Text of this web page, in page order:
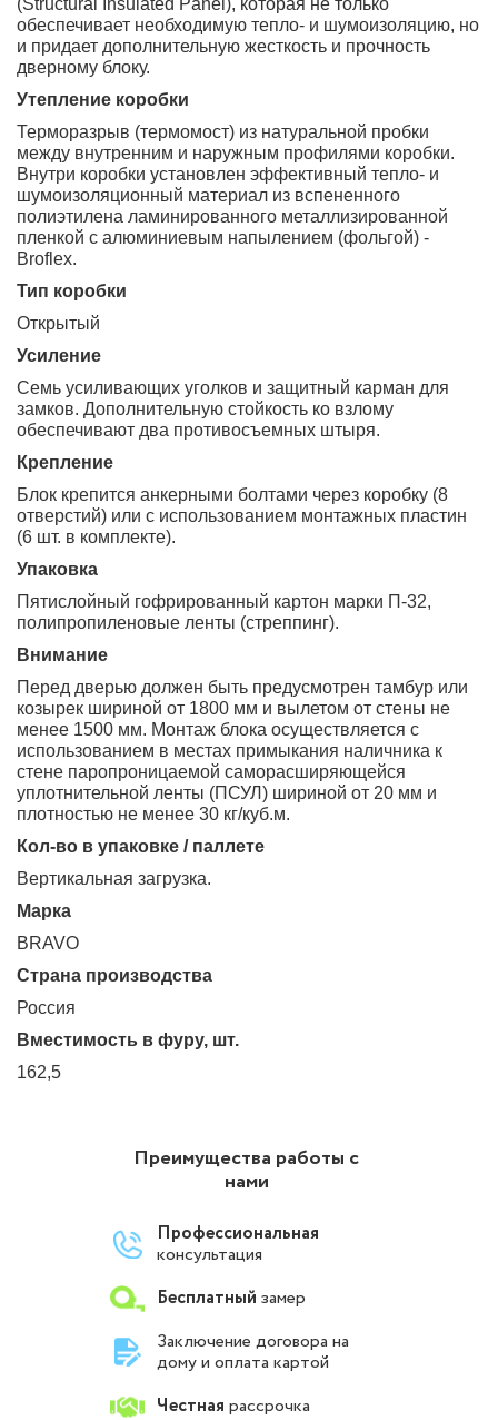
(Structural Insulated Panel), которая не только
обеспечивает необходимую тепло- и шумоизоляцию, но
и придает дополнительную жесткость и прочность
дверному блоку.
Утепление коробки
Терморазрыв (термомост) из натуральной пробки
между внутренним и наружным профилями коробки.
Внутри коробки установлен эффективный тепло- и
шумоизоляционный материал из вспененного
полиэтилена ламинированного металлизированной
пленкой с алюминиевым напылением (фольгой) -
Broflex.
Тип коробки
Открытый
Усиление
Семь усиливающих уголков и защитный карман для
замков. Дополнительную стойкость ко взлому
обеспечивают два противосъемных штыря.
Крепление
Блок крепится анкерными болтами через коробку (8
отверстий) или с использованием монтажных пластин
(6 шт. в комплекте).
Упаковка
Пятислойный гофрированный картон марки П-32,
полипропиленовые ленты (стреппинг).
Внимание
Перед дверью должен быть предусмотрен тамбур или
козырек шириной от 1800 мм и вылетом от стены не
менее 1500 мм. Монтаж блока осуществляется с
использованием в местах примыкания наличника к
стене паропроницаемой саморасширяющейся
уплотнительной ленты (ПСУЛ) шириной от 20 мм и
плотностью не менее 30 кг/куб.м.
Кол-во в упаковке / паллете
вертикальная загрузка.
Марка
BRAVO
Страна производства
Россия
Вместимость в фуру, шт.
162,5
Преимущества работы с
нами
Профессиональная
консультация
Бесплатный замер
Заключение договора на
дому и оплата картой
Честная рассрочка